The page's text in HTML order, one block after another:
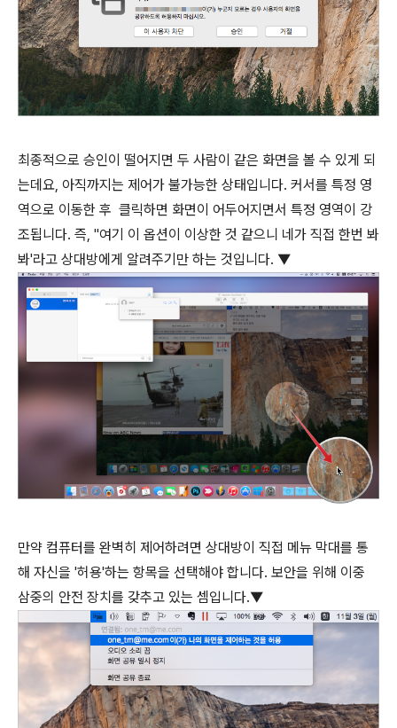
최종적으로 승인이 떨어지면 두 사람이 같은 화면을 볼 수 있게 되
는데요, 아직까지는 제어가 불가능한 상태입니다. 커서를 특정 영
역으로 이동한 후 클릭하면 화면이 어두어지면서 특정 영역이 강
조됩니다. 즉, "여기 이 옵션이 이상한 것 같으니 네가 직접 한번 봐
봐'라고 상대방에게 알려주기만 하는 것입니다. ▼
만약 컴퓨터를 완벽히 제어하려면 상대방이 직접 메뉴 막대를 통
해 자신을 '허용'하는 항목을 선택해야 합니다. 보안을 위해 이중
삼중의 안전 장치를 갖추고 있는 셈입니다.▼